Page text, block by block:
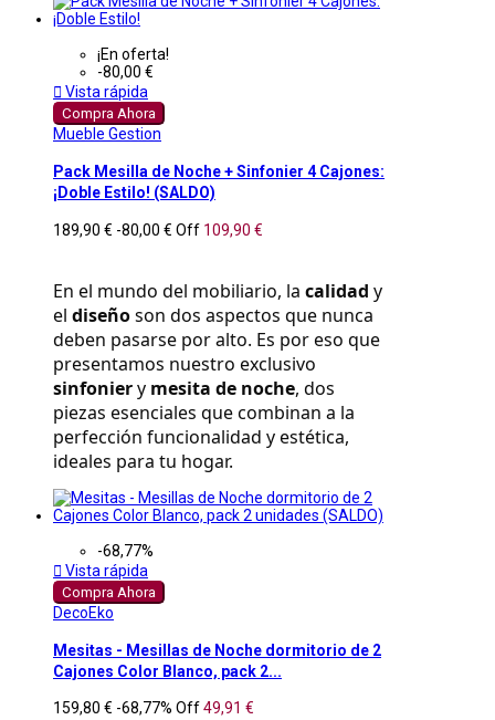
¡En oferta!
-80,00 €
 Vista rápida
Compra Ahora
Mueble Gestion
Pack Mesilla de Noche + Sinfonier 4 Cajones:
¡Doble Estilo! (SALDO)
189,90 € -80,00 € Off 109,90 €
En el mundo del mobiliario, la calidad y
el diseño son dos aspectos que nunca
deben pasarse por alto. Es por eso que
sinfonier y mesita de noche, dos
piezas esenciales que combinan a la
perfección funcionalidad y estética,
ideales para tu hogar.
-68,77%
 Vista rápida
Compra Ahora
DecoEko
Mesitas - Mesillas de Noche dormitorio de 2
Cajones Color Blanco, pack 2...
159,80 € -68,77% Off49,91 €